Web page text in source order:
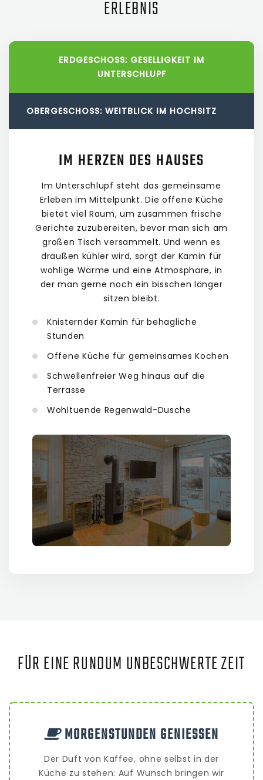
ERLEBNIS
ERDGESCHOSS: GESELLIGKEIT IM
UNTERSCHLUPF
OBERGESCHOSS: WEITBLICK IM HOCHSITZ
IM HERZEN DES HAUSES
Im Unterschlupf steht das gemeinsame
Erleben im Mittelpunkt. Die offene Küche
bietet viel Raum, um zusammen frische
Gerichte zuzubereiten, bevor man sich am
großen Tisch versammelt. Und wenn es
draußen kühler wird, sorgt der Kamin für
wohlige Wärme und eine Atmosphäre, in
der man gerne noch ein bisschen länger
sitzen bleibt.
Knisternder Kamin für behagliche
Stunden
Offene Küche für gemeinsames Kochen
Schwellenfreier Weg hinaus auf die
Terrasse
Wohltuende Regenwald-Dusche
FÜR EINE RUNDUM UNBESCHWERTE ZEIT
MORGENSTUNDEN GENIESSEN
Der Duft von Kaffee, ohne selbst in der
Küche zu stehen: Auf Wunsch bringen wir